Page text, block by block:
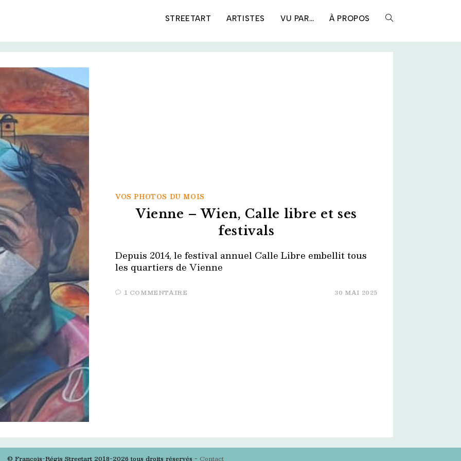
STREETART ARTISTES VU PAR… À PROPOS TOGGLE
VOS PHOTOS DU MOIS
Vienne – Wien, Calle libre et ses
festivals
Depuis 2014, le festival annuel Calle Libre embellit tous
les quartiers de Vienne
1 COMMENTAIRE 30 MAI 2025
© François-Régis Streetart 2018-2026 tous droits réservés - Contact